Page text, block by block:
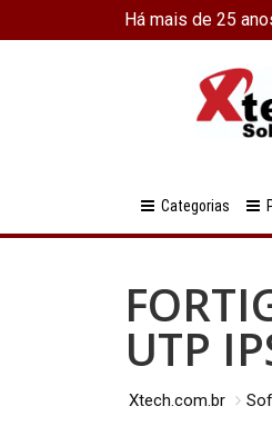
Há mais de 25
Categorias
UTP
Xtech.com.br